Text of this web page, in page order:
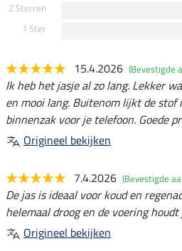
2 Sterren
1 Ster
15.4.2026 (Bevestigde
Ik heb het jasje al zo lang. Lekker
en mooi lang. Buitenom lijkt de stof
binnenzak voor je telefoon. Goede
Origineel bekijken
7.4.2026 (Bevestigde
De jas is ideaal voor koud en
helemaal droog en de voering
Origineel bekijken